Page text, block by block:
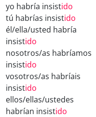
yo habría insistido
tú habrías insistido
él/ella/usted habría
insistido
nosotros/as habríamos
insistido
vosotros/as habríais
insistido
ellos/ellas/ustedes
habrían insistido